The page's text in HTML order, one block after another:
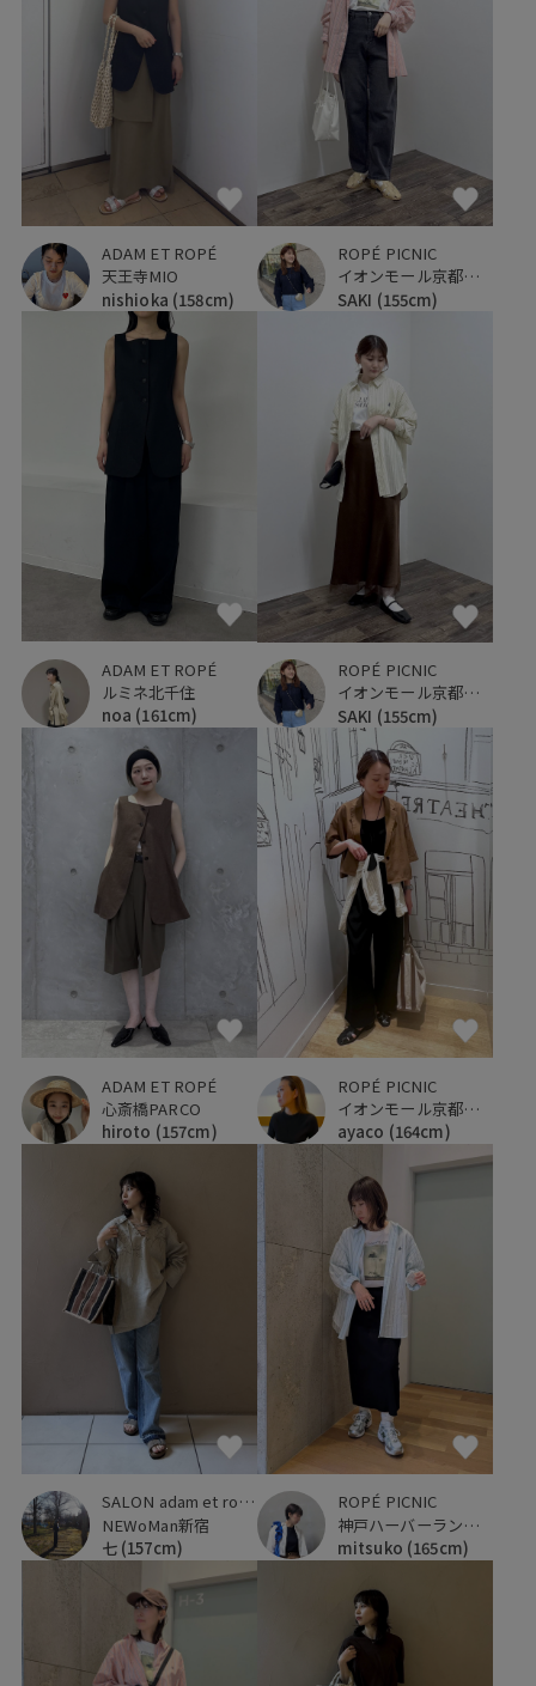
ADAM ET ROPÉ
天王寺MIO
nishioka (158cm)
ROPÉ PICNIC
イオンモール京都桂川
SAKI (155cm)
ADAM ET ROPÉ
ルミネ北千住
noa (161cm)
ROPÉ PICNIC
イオンモール京都桂川
SAKI (155cm)
ADAM ET ROPÉ
心斎橋PARCO
hiroto (157cm)
ROPÉ PICNIC
イオンモール京都桂川
ayaco (164cm)
SALON adam et ropé
NEWoMan新宿
七 (157cm)
ROPÉ PICNIC
神戸ハーバーランドumie
mitsuko (165cm)